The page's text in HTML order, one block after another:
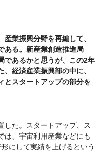
業振興分野を再編して、
ある。新産業創造推進局
であるかと思うが、この2年
経済産業振興部の中に、
とスタートアップの部分を
した。スタートアップ、ス
は、宇宙利用産業などにも
にして実績を上げるという